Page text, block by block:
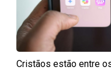
Cristãos estão entre